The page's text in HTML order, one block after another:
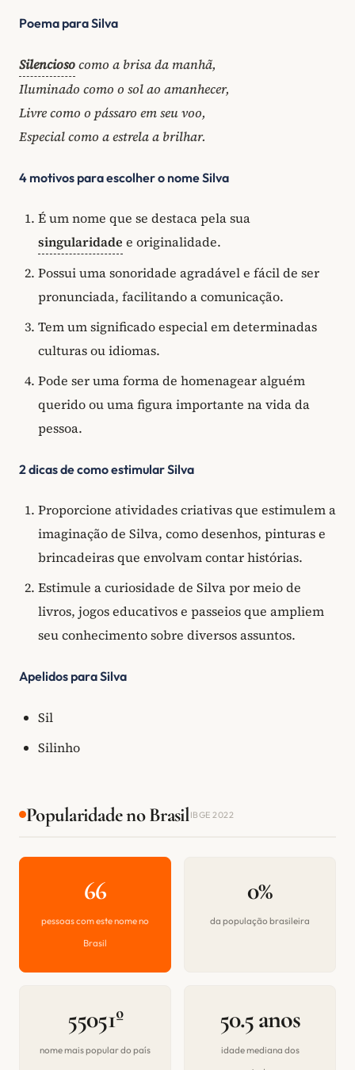
Poema para Silva
Silenciosocomo a brisa da manhã,
Iluminado como o sol ao amanhecer,
Livre como o pássaro em seu voo,
Especial como a estrela a brilhar.
4 motivos para escolher o nome Silva
É um nome que se destaca pela sua
singularidade e originalidade.
Possui uma sonoridade agradável e fácil de ser
pronunciada, facilitando a comunicação.
Tem um significado especial em determinadas
culturas ou idiomas.
Pode ser uma forma de homenagear alguém
querido ou uma figura importante na vida da
pessoa.
2 dicas de como estimular Silva
Proporcione atividades criativas que estimulem a
imaginação de Silva, como desenhos, pinturas e
brincadeiras que envolvam contar histórias.
Estimule a curiosidade de Silva por meio de
livros, jogos educativos e passeios que ampliem
seu conhecimento sobre diversos assuntos.
Apelidos para Silva
Sil
Silinho
Popularidade no BrasilIBGE 2022
66
pessoas com este nome no
Brasil
0%
da população brasileira
55051º
nome mais popular do país
50.5 anos
idade mediana dos